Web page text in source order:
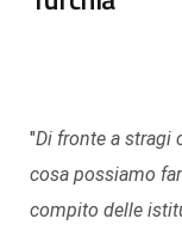
"Di fronte a stragi
cosa possiamo
compito delle